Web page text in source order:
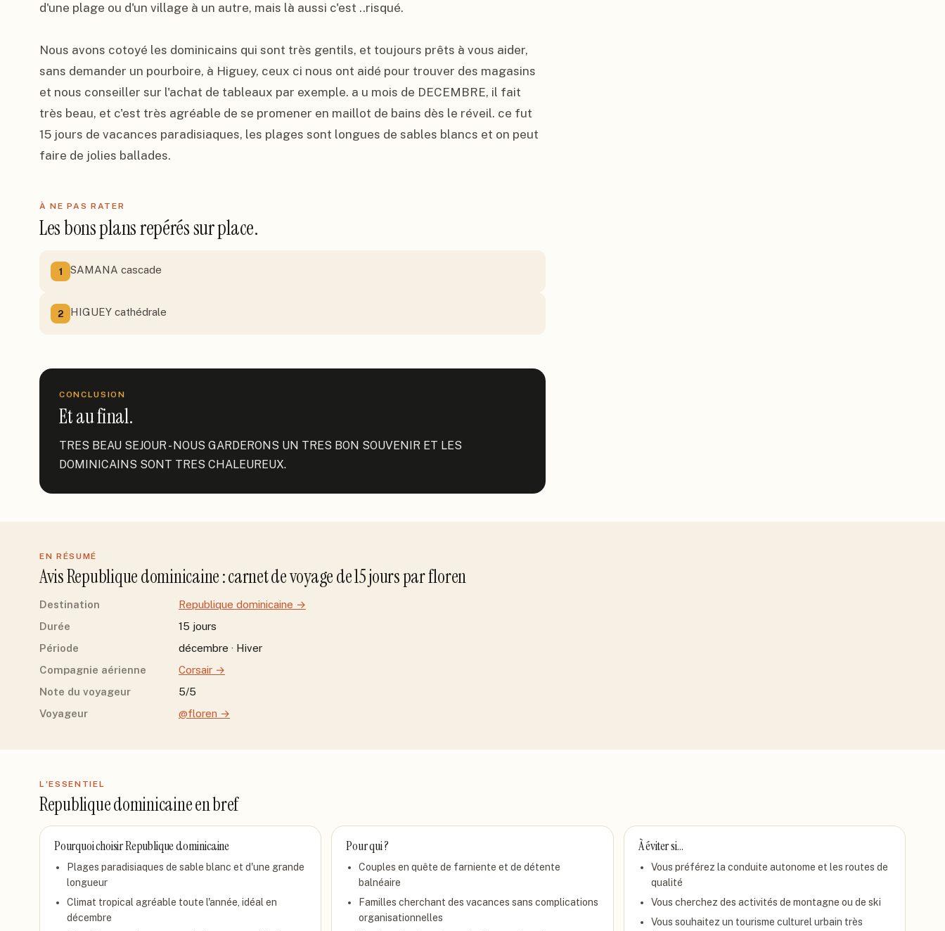
d'une plage ou d'un village à un autre, mais là aussi c'est ..risqué.
Nous avons cotoyé les dominicains qui sont très gentils, et toujours prêts à vous aider,
sans demander un pourboire, à Higuey, ceux ci nous ont aidé pour trouver des magasins
et nous conseiller sur l'achat de tableaux par exemple. a u mois de DECEMBRE, il fait
très beau, et c'est très agréable de se promener en maillot de bains dès le réveil. ce fut
15 jours de vacances paradisiaques, les plages sont longues de sables blancs et on peut
faire de jolies ballades.
À NE PAS RATER
Les bons plans repérés sur place.
1 SAMANA cascade
2 HIGUEY cathédrale
CONCLUSION
Et au final.
TRES BEAU SEJOUR - NOUS GARDERONS UN TRES BON SOUVENIR ET LES
DOMINICAINS SONT TRES CHALEUREUX.
EN RÉSUMÉ
AvisRepublique dominicaine: carnet de voyage de15joursparfloren
Destination Republique dominicaine →
Durée
15 jours
Période
décembre · Hiver
Compagnie aérienne
Corsair →
Note du voyageur
5/5
Voyageur
@floren →
L'ESSENTIEL
Republique dominicaineen bref
Pourquoi choisirRepublique dominicaine
Plages paradisiaques de sable blanc et d'une grande
longueur
Climat tropical agréable toute l'année, idéal en
décembre
Pour qui ?
Couples en quête de farniente et de détente
balnéaire
Familles cherchant des vacances sans complications
organisationnelles
À éviter si…
Vous préférez la conduite autonome et les routes de
qualité
Vous cherchez des activités de montagne ou de ski
Vous souhaitez un tourisme culturel urbain très